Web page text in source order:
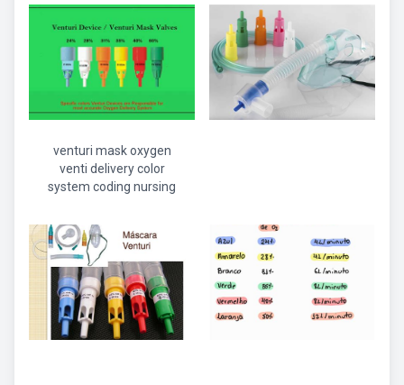
venturi mask oxygen
venti delivery color
system coding nursing